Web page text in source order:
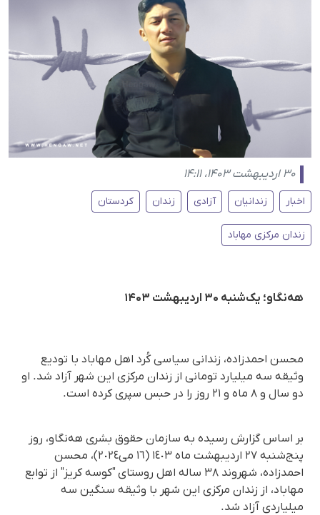
۳۰ اردیبهشت ۱۴۰۳، ۱۴:۱۱
اخبار زندانیان آزادی زندان کردستان
زندان مرکزی مهاباد
هه‌نگاو؛ یک‌شنبه ۳۰ اردیبهشت ۱۴۰۳
محسن احمدزاده، زندانی سیاسی کُرد اهل مهاباد با تودیع
وثیقه سه میلیارد تومانی از زندان مرکزی این شهر آزاد شد. او
دو سال و ٨ ماه و ٢١ روز را در حبس سپری کرده است.
بر اساس گزارش رسیده به سازمان حقوق بشری هه‌نگاو، روز
پنج‌شنبه ٢٧ اردیبهشت ماه ١٤٠٣ (١٦ می‌‌٢٠٢٤)، محسن
احمدزاده، شهروند ۳۸ ساله اهل روستای "کوسه کریز" از توابع
مهاباد، از زندان مرکزی این شهر با وثیقه سنگین سه
میلیاردی آزاد شد.